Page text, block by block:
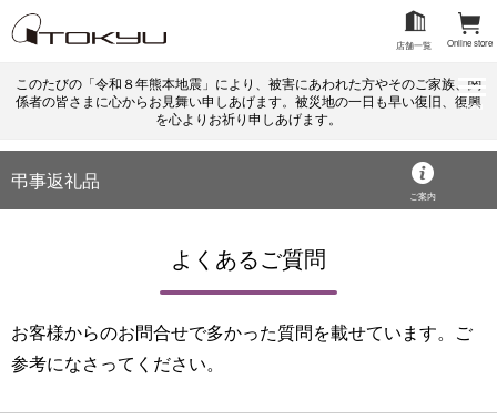
Online store
店舗一覧
このたびの「令和８年熊本地震」により、被害にあわれた方やそのご家族、関
係者の皆さまに心からお見舞い申しあげます。被災地の一日も早い復旧、復興
を心よりお祈り申しあげます。
弔事返礼品
ご案内
よくあるご質問
お客様からのお問合せで多かった質問を載せています。ご
参考になさってください。
menu